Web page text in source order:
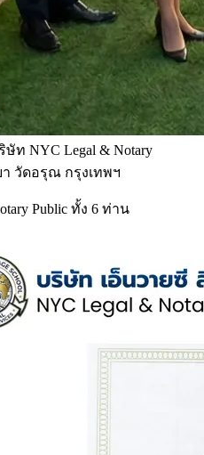
ท NYC Legal & Notary
า วัดอรุณ กรุงเทพฯ
Public ทั้ง 6 ท่าน